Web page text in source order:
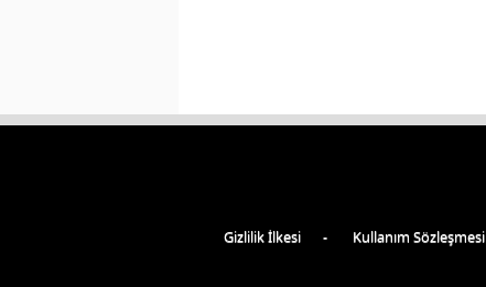
Gizlilik İlkesi Kullanım Sözleşmesi